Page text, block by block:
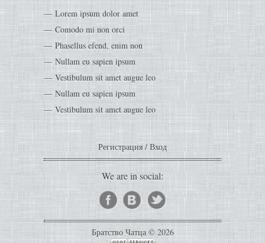
Lorem ipsum dolor amet
Comodo mi non orci
Phasellus efend, enim non
Nullam eu sapien ipsum
Vestibulum sit amet augue leo
Nullam eu sapien ipsum
Vestibulum sit amet augue leo
Регистрация/ Вход
We are in social:
Братство Чатца © 2026